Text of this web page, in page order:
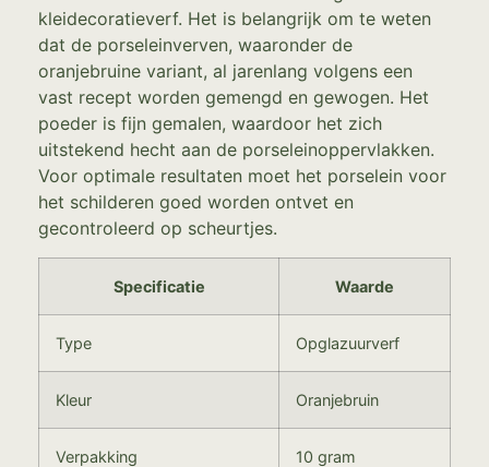
kleidecoratieverf. Het is belangrijk om te weten
dat de porseleinverven, waaronder de
oranjebruine variant, al jarenlang volgens een
vast recept worden gemengd en gewogen. Het
poeder is fijn gemalen, waardoor het zich
uitstekend hecht aan de porseleinoppervlakken.
Voor optimale resultaten moet het porselein voor
het schilderen goed worden ontvet en
gecontroleerd op scheurtjes.
Specificatie Waarde
Type Opglazuurverf
Kleur Oranjebruin
Verpakking 10 gram